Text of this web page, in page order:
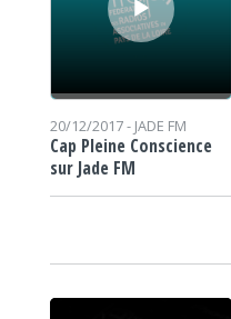
20/12/2017 - JADE FM
Cap Pleine Conscience
sur Jade FM